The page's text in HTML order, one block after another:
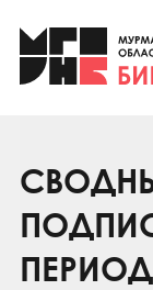
Клуб
Клуб